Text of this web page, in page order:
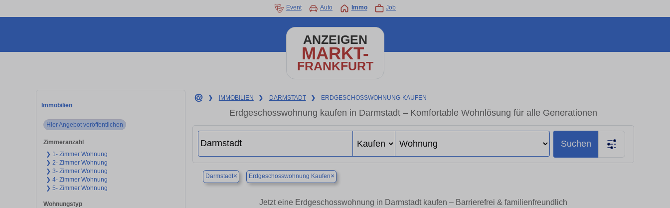
Event Auto Immo Job
ANZEIGEN
MARKT-
FRANKFURT
Immobilien
Hier Angebot veröffentlichen
Zimmeranzahl
❯ 1- Zimmer Wohnung
❯ 2- Zimmer Wohnung
❯ 3- Zimmer Wohnung
❯ 4- Zimmer Wohnung
❯ 5- Zimmer Wohnung
Wohnungstyp
❯ IMMOBILIEN ❯ DARMSTADT ❯ ERDGESCHOSSWOHNUNG-KAUFEN
Erdgeschosswohnung kaufen in Darmstadt – Komfortable Wohnlösung für alle Generationen
Suchen
Darmstadt× Erdgeschosswohnung Kaufen×
Jetzt eine Erdgeschosswohnung in Darmstadt kaufen – Barrierefrei & familienfreundlich